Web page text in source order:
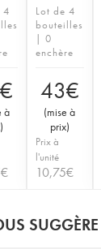
4
€
à
)
€
Lot de 4
bouteilles
| 0
enchère
43€
(mise à
prix)
Prix à
l'unité
10,75€
SUGGÈRE